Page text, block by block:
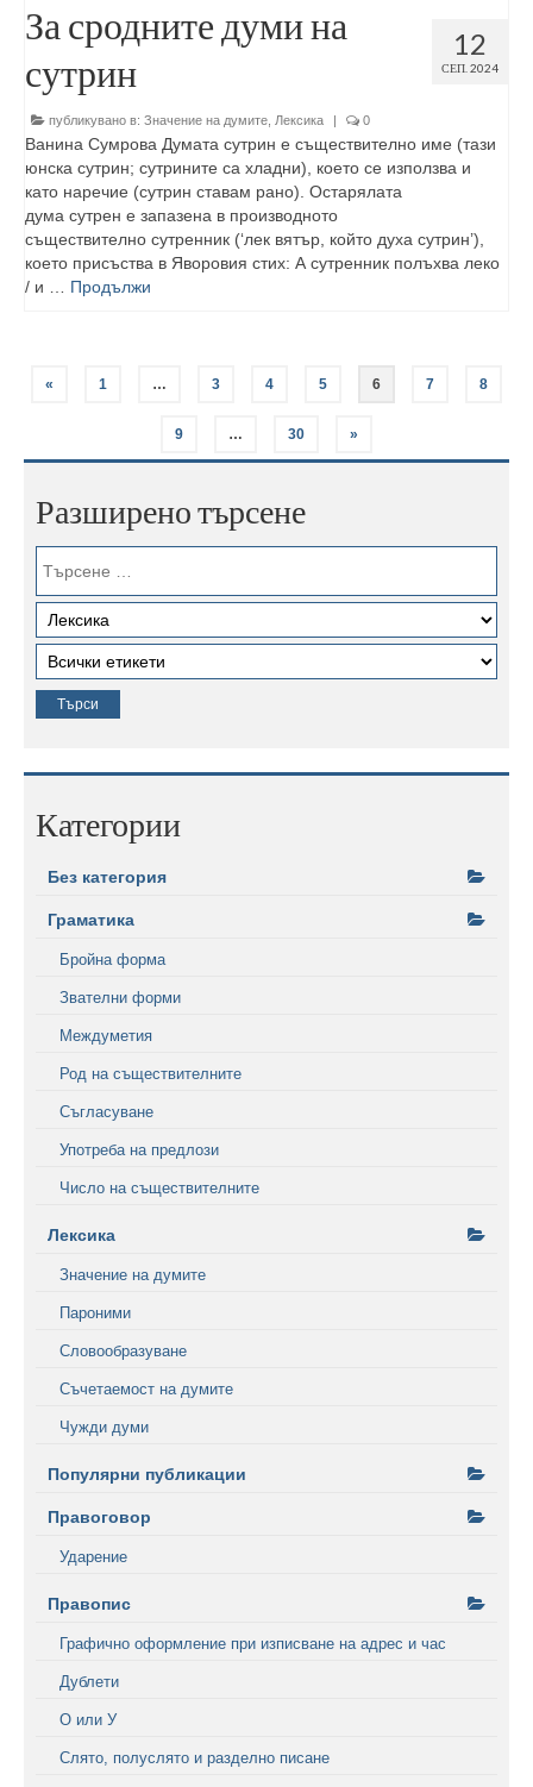
12
СЕП. 2024
За сродните думи на
сутрин
публикувано в: Значение на думите Лексика | 0
Ванина Сумрова Думата сутрин е съществително име (тази
юнска сутрин; сутрините са хладни), което се използва и
като наречие (сутрин ставам рано). Остарялата
дума сутрен е запазена в производното
съществително сутренник (‘лек вятър, който духа сутрин’),
което присъства в Яворовия стих: А сутренник полъхва леко
/ и … Продължи
« 1 … 3 4 5 6 7 8
9 … 30 »
Разширено търсене
Категории
Без категория
Граматика
Бройна форма
Звателни форми
Междуметия
Род на съществителните
Съгласуване
Употреба на предлози
Число на съществителните
Лексика
Значение на думите
Пароними
Словообразуване
Съчетаемост на думите
Чужди думи
Популярни публикации
Правоговор
Ударение
Правопис
Графично оформление при изписване на адрес и час
Дублети
О или У
Слято, полуслято и разделно писане